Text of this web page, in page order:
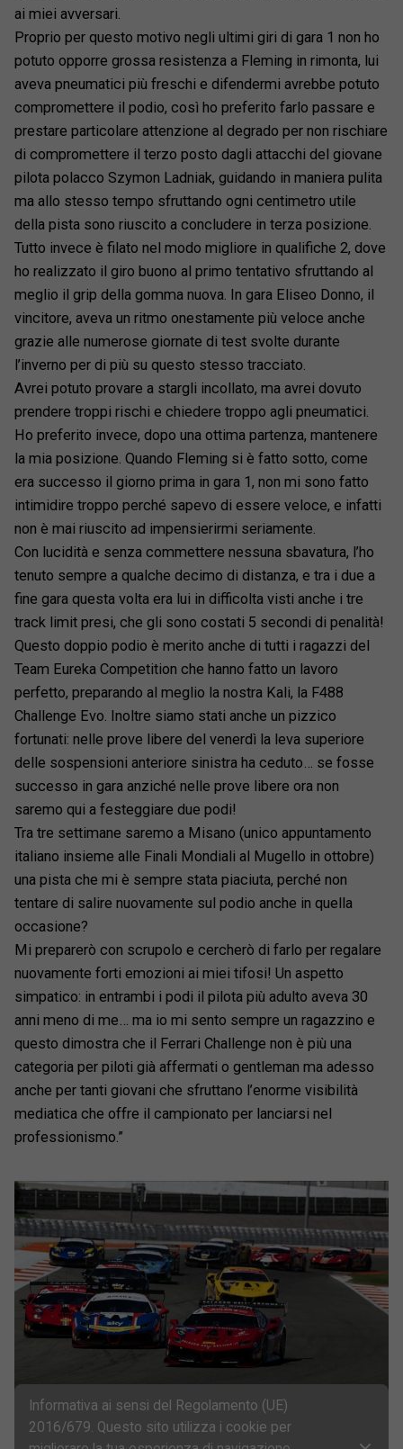
ai miei avversari.
Proprio per questo motivo negli ultimi giri di gara 1 non ho
potuto opporre grossa resistenza a Fleming in rimonta, lui
aveva pneumatici più freschi e difendermi avrebbe potuto
compromettere il podio, così ho preferito farlo passare e
prestare particolare attenzione al degrado per non rischiare
di compromettere il terzo posto dagli attacchi del giovane
pilota polacco Szymon Ladniak, guidando in maniera pulita
ma allo stesso tempo sfruttando ogni centimetro utile
della pista sono riuscito a concludere in terza posizione.
Tutto invece è filato nel modo migliore in qualifiche 2, dove
ho realizzato il giro buono al primo tentativo sfruttando al
meglio il grip della gomma nuova. In gara Eliseo Donno, il
vincitore, aveva un ritmo onestamente più veloce anche
grazie alle numerose giornate di test svolte durante
l’inverno per di più su questo stesso tracciato.
Avrei potuto provare a stargli incollato, ma avrei dovuto
prendere troppi rischi e chiedere troppo agli pneumatici.
Ho preferito invece, dopo una ottima partenza, mantenere
la mia posizione. Quando Fleming si è fatto sotto, come
era successo il giorno prima in gara 1, non mi sono fatto
intimidire troppo perché sapevo di essere veloce, e infatti
non è mai riuscito ad impensierirmi seriamente.
Con lucidità e senza commettere nessuna sbavatura, l’ho
tenuto sempre a qualche decimo di distanza, e tra i due a
fine gara questa volta era lui in difficolta visti anche i tre
track limit presi, che gli sono costati 5 secondi di penalità!
Questo doppio podio è merito anche di tutti i ragazzi del
Team Eureka Competition che hanno fatto un lavoro
perfetto, preparando al meglio la nostra Kali, la F488
Challenge Evo. Inoltre siamo stati anche un pizzico
fortunati: nelle prove libere del venerdì la leva superiore
delle sospensioni anteriore sinistra ha ceduto… se fosse
successo in gara anziché nelle prove libere ora non
saremo qui a festeggiare due podi!
Tra tre settimane saremo a Misano (unico appuntamento
italiano insieme alle Finali Mondiali al Mugello in ottobre)
una pista che mi è sempre stata piaciuta, perché non
tentare di salire nuovamente sul podio anche in quella
occasione?
Mi preparerò con scrupolo e cercherò di farlo per regalare
nuovamente forti emozioni ai miei tifosi! Un aspetto
simpatico: in entrambi i podi il pilota più adulto aveva 30
anni meno di me… ma io mi sento sempre un ragazzino e
questo dimostra che il Ferrari Challenge non è più una
categoria per piloti già affermati o gentleman ma adesso
anche per tanti giovani che sfruttano l’enorme visibilità
mediatica che offre il campionato per lanciarsi nel
professionismo.”
Informativa ai sensi del Regolamento (UE)
2016/679. Questo sito utilizza i cookie per